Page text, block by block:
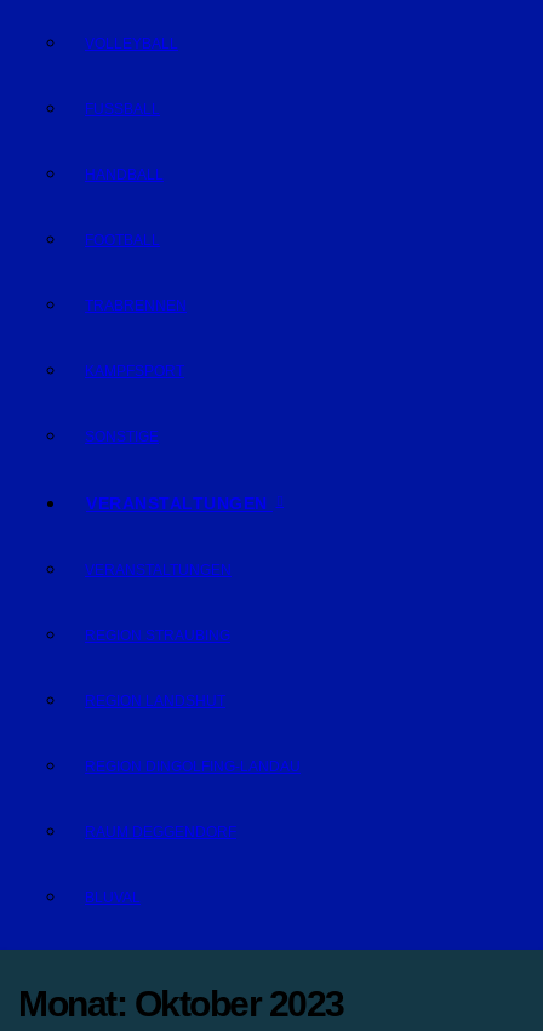
VOLLEYBALL
FUSSBALL
HANDBALL
FOOTBALL
TRABRENNEN
KAMPFSPORT
SONSTIGE
VERANSTALTUNGEN
VERANSTALTUNGEN
REGION STRAUBING
REGION LANDSHUT
REGION DINGOLFING-LANDAU
RAUM DEGGENDORF
BLUVAL
Monat: Oktober 2023